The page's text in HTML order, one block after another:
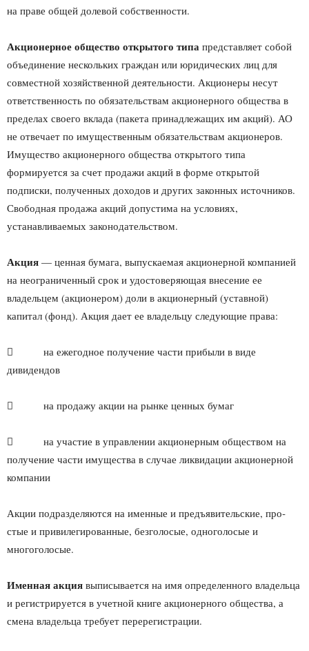
на праве общей долевой собственности.
Акционерное общество открытого типа представ­ляет собой
объединение нескольких граждан или юриди­ческих лиц для
совместной хозяйственной деятельности. Акционеры несут
ответственность по обязательствам акционерного общества в
пределах своего вклада (пакета принадлежащих им акций). АО
не отвечает по имущественным обязательствам акционе­ров.
Имущество акционерного общества открытого типа
формируется за счет продажи акций в форме открытой
подписки, полученных доходов и других законных ис­точников.
Свободная продажа акций допустима на усло­виях,
устанавливаемых законодательством.
Акция — ценная бумага, выпускаемая акционерной компанией
на неограниченный срок и удостоверяющая внесение ее
владельцем (акционером) доли в акционерный (уставной)
капитал (фонд). Акция дает ее владельцу следующие права:
 на ежегодное получение части прибыли в виде
дивидендов
 на продажу акции на рынке ценных бумаг
 на участие в управлении акционерным обществом на
получение части имущества в случае ликвидации акционерной
компании
Акции подразделяются на именные и предъявительские, про­
стые и привилегированные, безголосые, одноголосые и
многоголо­сые.
Именная акция выписывается на имя определенного владельца
и регистрируется в учетной книге акционерного общества, а
смена владельца тре­бует перерегистрации.